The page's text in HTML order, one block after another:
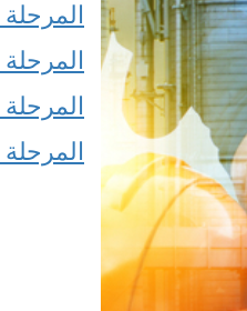
المرحلة
المرحلة
المرحلة
المرحلة